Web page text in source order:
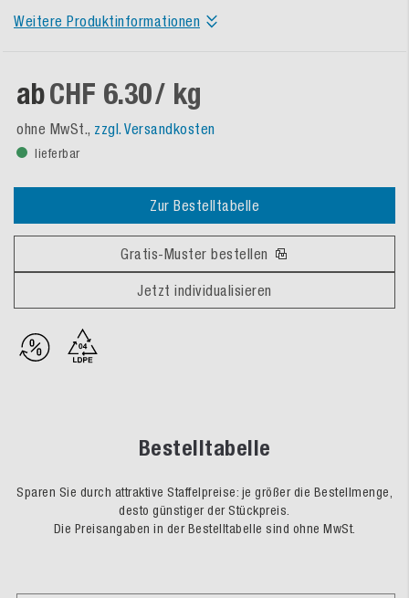
Weitere Produktinformationen
abCHF 6.30/ kg
ohne MwSt., zzgl. Versandkosten
lieferbar
Zur Bestelltabelle
Gratis-Muster bestellen
Jetzt individualisieren
Bestelltabelle
Sparen Sie durch attraktive Staffelpreise: je größer die Bestellmenge,
desto günstiger der Stückpreis.
Die Preisangaben in der Bestelltabelle sind ohne MwSt.